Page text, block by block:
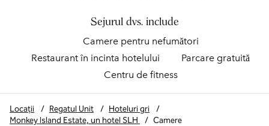
Sejurul dvs. include
Camere pentru nefumători
Restaurant în incinta hotelului
Parcare gratuită
Centru de fitness
Locații / Regatul Unit / Hoteluri gri
/
Monkey Island Estate, un hotel SLH
/ Camere